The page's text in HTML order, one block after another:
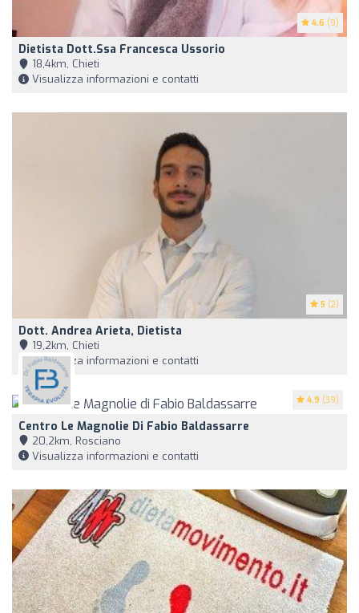
4.6 (9)
Dietista Dott.ssa Francesca Ussorio
18,4km, Chieti
Visualizza informazioni e contatti
5 (2)
Dott. Andrea Arieta, Dietista
19,2km, Chieti
Visualizza informazioni e contatti
4.9 (39)
Centro Le Magnolie Di Fabio Baldassarre
20,2km, Rosciano
Visualizza informazioni e contatti